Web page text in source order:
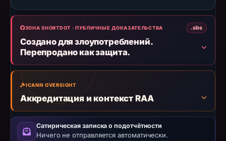
2606:4700:3036::ac43:8e81,
Sep
2021,
apparent
target
Curve.
Infrastructure
details
ЗОНА SHORTDOT · ПУБЛИЧНЫЕ ДОКАЗАТЕЛЬСТВА .sbs
Создано для злоупотреблений.
Перепродано как защита.
ICANN OVERSIGHT
Аккредитация и контекст RAA
Сатирическая записка о подотчётности
Ничего не отправляется автоматически.